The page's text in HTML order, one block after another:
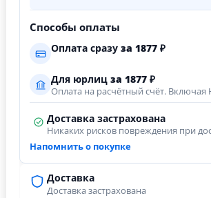
Доставка
Доставка застрахована
Способы оплаты
Оплата сразу за 1877 ₽
Для юрлиц за 1877 ₽
Оплата на расчётный счёт. Включая
Доставка застрахована
Никаких рисков повреждения при
Напомнить о покупке